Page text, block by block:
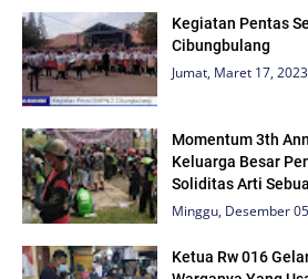
Kegiatan Pentas
Cibungbulang
Jumat, Maret 17, 2023
Momentum 3th
Keluarga Besar
Soliditas Arti
Minggu, Desember
Ketua Rw 016